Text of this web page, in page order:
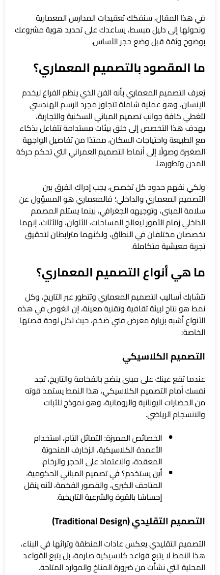
في هذا المقال، سنفكك تعقيدات المدارس المعمارية
ونحولها إلى دليل مبسط، يساعدك على تحديد هوية مشروعك
بوضوح وثقة قبل وضع حجر الأساس.
ما المقصود بالتصميم المعماري؟
يُعرف التصميم المعماري بأنه الفن الذي ينظم الفراغ ليخدم
الإنسان، وهو عملية شاملة تتجاوز مجرد الرسم الهندسي
لتغطي كافة جوانب تصميم المباني السكنية والتجارية،
يهدف هذا التخصص إلى خلق بيئات مستدامة تتفاعل بذكاء
مع الطبيعة واحتياجات السكان، ممتدًا من تفاصيل الواجهة
الصغيرة وصولًا إلى أنماط التصميم العمراني التي تحكم حركة
المدن وتطورها.
ولكي نفهم حدود كل تخصص، يجب إدراك الفرق بين
التصميم المعماري والداخلي؛ فالمعماري هو المسؤول عن
سلامة المبنى، وتوجيهه الجغرافي، بينما يستلم المصمم
الداخلي زمام الأمور ليعالج المساحات، الألوان، والأثاث، إنهما
تخصصان مختلفان في النطاق، ولكنهما مترابطان لتحقيق
تجربة معيشية متكاملة.
ما هي أنواع التصميم المعماري؟
تتشابك أساليب التصميم المعماري وتتطور عبر التاريخ، وكل
نمط هو نتاج لبيئة ثقافية وتقنية معينة، إن الغوص في هذه
الأنواع أشبه بزيارة معرض فني ضخم، حيث لكل لوحة قصتها
الخاصة:
التصميم الكلاسيكي
عندما تقع عينك على مبنى ينضح بالفخامة والتاريخ، تجد
نفسك أمام التصميم الكلاسيكي، هذا النمط يستمد قوته
من الحضارات اليونانية والرومانية، وهو نموذج للثبات
والانسجام الرياضي.
الخصائص المميزة: التماثل التام، استخدام
الأعمدة الكلاسيكية، الزخارف المنحوتة
المعقدة، والاعتماد على الحجر والرخام.
أين يستخدم؟ في تصميم المباني الحكومية،
المتاحف الكبرى، والقصور الفخمة، لأنه ينقل
إحساسًا بالقوة والشرعية التاريخية.
التصميم التقليدي (Traditional Design)
التصميم التقليدي يعكس عادات المنطقة وتراثها في البناء،
هذا النمط لا يتبع قواعد كلاسيكية صارمة، بل يتبع القواعد
المحلية التي نشأت من ضرورة المناخ والموارد المتاحة.